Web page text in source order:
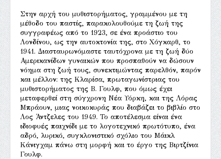
Στην αρχή του μυθιστορήματος, γραμμένου με τη
μέθοδο του παστίς, παρακολουθούμε τη ζωή της
συγγραφέως από το 1923, σε ένα προάστιο του
Λονδίνου, ως την αυτοκτονία της, στο Χόγκαρθ, το
1941. Διασταυρωνόμαστε ταυτόχρονα με τη ζωή δύο
Αμερικανίδων γυναικών που προσπαθούν να δώσουν
νόημα στη ζωή τους, συνεκτιμώντας παρελθόν, παρόν
και μέλλον: της Κλαρίσα, πρωταγωνίστριας του
μυθιστορήματος της Β. Γουλφ, που όμως έχει
μεταφερθεί στη σύγχρονη Νέα Υόρκη, και της Λόρας
Μπράουν, μιας νοικοκυράς που διαβάζει το βιβλίο στο
Λος Άντζελες του 1949. Το αποτέλεσμα είναι ένα
ιδιοφυές παιχνίδι με το λογοτεχνικό πρωτότυπο, ένα
αδρό, λυρικό, συγκλονιστικό σχόλιο του Μάικλ
Κάνιγχαμ πάνω στη μορφή και το έργο της Βιρτζίνια
Γουλφ.